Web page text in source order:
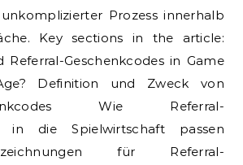
Prozess innerhalb
Key sections in the article:
Referral-Geschenkcodes in Game
Definition und Zweck von
Wie Referral-
in die Spielwirtschaft passen
für Referral-